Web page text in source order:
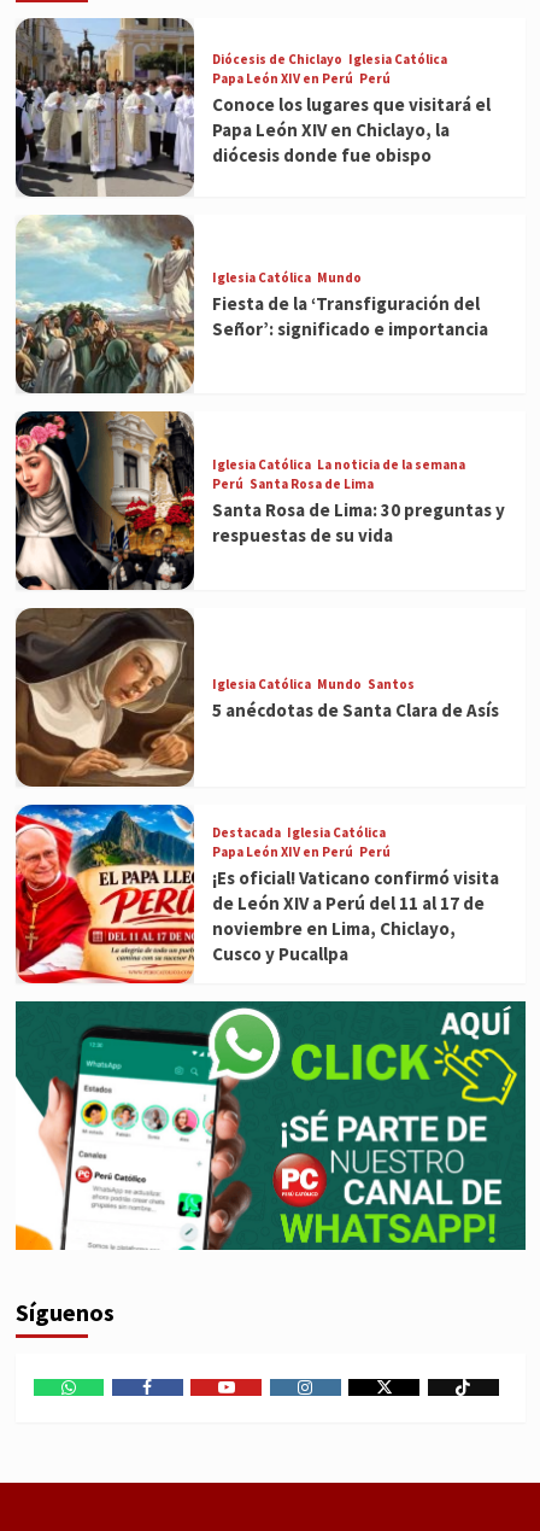
Diócesis de Chiclayo Iglesia Católica
Papa León XIV en Perú Perú
Conoce los lugares que visitará el
Papa León XIV en Chiclayo, la
diócesis donde fue obispo
Iglesia Católica Mundo
Fiesta de la ‘Transfiguración del
Señor’: significado e importancia
Iglesia Católica La noticia de la semana
Perú Santa Rosa de Lima
Santa Rosa de Lima: 30 preguntas y
respuestas de su vida
Iglesia Católica Mundo Santos
5 anécdotas de Santa Clara de Asís
Destacada Iglesia Católica
Papa León XIV en Perú Perú
¡Es oficial! Vaticano confirmó visita
de León XIV a Perú del 11 al 17 de
noviembre en Lima, Chiclayo,
Cusco y Pucallpa
Síguenos